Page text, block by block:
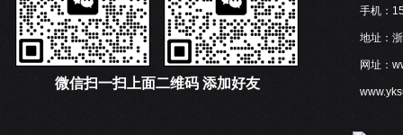
微信扫一扫上面二维码 添加好友
手机：
地址：
网址：